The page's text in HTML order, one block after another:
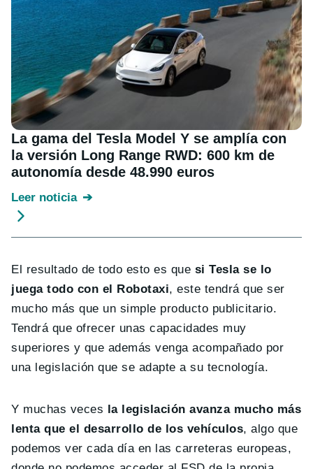
La gama del Tesla Model Y se amplía con
la versión Long Range RWD: 600 km de
autonomía desde 48.990 euros
Leer noticia
El resultado de todo esto es que si Tesla se lo
juega todo con el Robotaxi, este tendrá que ser
mucho más que un simple producto publicitario.
Tendrá que ofrecer unas capacidades muy
superiores y que además venga acompañado por
una legislación que se adapte a su tecnología.
Y muchas veces
la legislación avanza mucho más
lenta que el desarrollo de los vehículos, algo que
podemos ver cada día en las carreteras europeas,